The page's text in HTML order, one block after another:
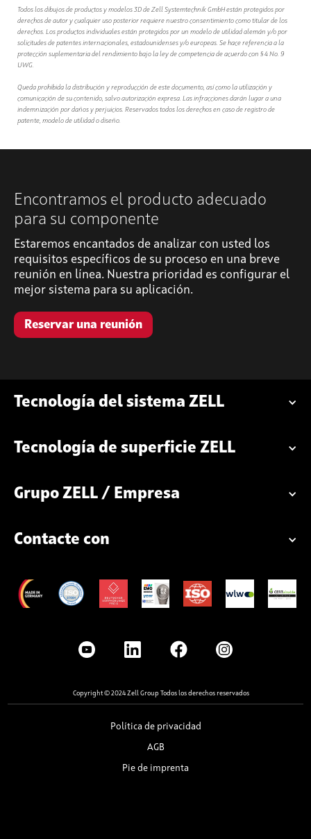
Todos los dibujos de productos y modelos 3D de Zell Systemtechnik GmbH están protegidos por
derechos de autor y cualquier uso posterior requiere nuestro consentimiento como titular de los
derechos. Los productos individuales están protegidos por un modelo de utilidad alemán y/o por
solicitudes de patentes internacionales, estadounidenses y/o europeas. Se hace referencia a la
protección suplementaria del rendimiento bajo la ley de competencia de acuerdo con § 4 No. 9
UWG.
Queda prohibida la distribución y reproducción de este documento, así como la utilización y
comunicación de su contenido, salvo autorización expresa. Las infracciones darán lugar a una
indemnización por daños y perjuicios. Reservados todos los derechos en caso de registro de
patente, modelo de utilidad o diseño.
Encontramos el producto adecuado
para su componente
Estaremos encantados de analizar con usted los
requisitos específicos de su proceso en una breve
reunión en línea. Nuestra prioridad es configurar el
mejor sistema para su aplicación.
Reservar una reunión
Tecnología del sistema ZELL
Tecnología de superficie ZELL
Grupo ZELL / Empresa
Contacte con
Copyright © 2024 Zell Group Todos los derechos reservados
Política de privacidad
AGB
Pie de imprenta